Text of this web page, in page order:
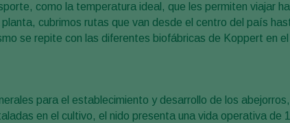
como la temperatura ideal, que les permiten viajar
cubrimos rutas que van desde el centro del país
se repite con las diferentes biofábricas de Koppert en el
para el establecimiento y desarrollo de los
en el cultivo, el nido presenta una vida operativa de